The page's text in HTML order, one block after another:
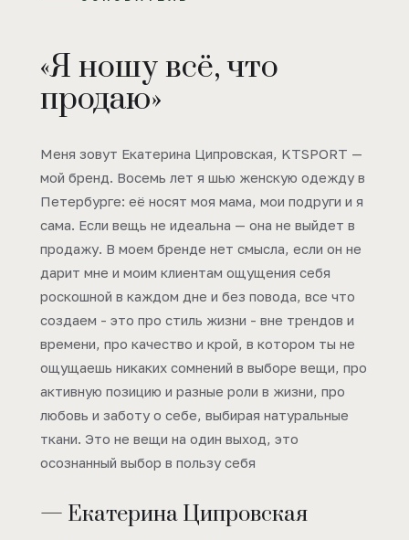
«Я ношу всё, что
продаю»
Меня зовут Екатерина Ципровская, KTSPORT —
мой бренд. Восемь лет я шью женскую одежду в
Петербурге: её носят моя мама, мои подруги и я
сама. Если вещь не идеальна — она не выйдет в
продажу. В моем бренде нет смысла, если он не
дарит мне и моим клиентам ощущения себя
роскошной в каждом дне и без повода, все что
создаем - это про стиль жизни - вне трендов и
времени, про качество и крой, в котором ты не
ощущаешь никаких сомнений в выборе вещи, про
активную позицию и разные роли в жизни, про
любовь и заботу о себе, выбирая натуральные
ткани. Это не вещи на один выход, это
осознанный выбор в пользу себя
— Екатерина Ципровская